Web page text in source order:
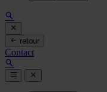
retour
Contact